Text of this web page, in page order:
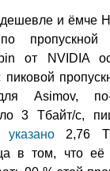
и ёмче
пропускной
от NVIDIA
Asimov, по-
3 Тбайт/с,
указано 2,76
в том, что её